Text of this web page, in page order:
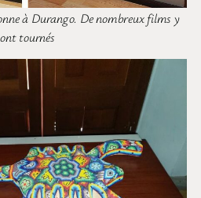
à Durango. De nombreux films y
tournés